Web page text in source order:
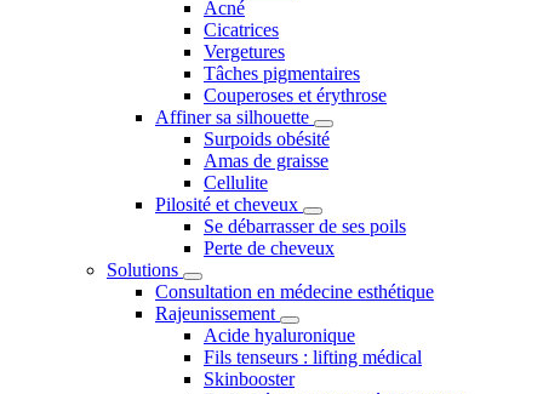
Acné
Cicatrices
Vergetures
Tâches pigmentaires
Couperoses et érythrose
Affiner sa silhouette
Surpoids obésité
Amas de graisse
Cellulite
Pilosité et cheveux
Se débarrasser de ses poils
Perte de cheveux
Solutions
Consultation en médecine esthétique
Rajeunissement
Acide hyaluronique
Fils tenseurs : lifting médical
Skinbooster